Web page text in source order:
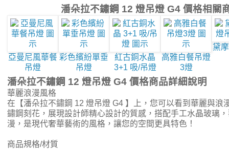
潘朵拉不鏽鋼 12 燈吊燈 G4 價格相關
亞曼尼風華餐
吊燈
彩色繽紛單垂
吊燈
紅古銅水晶
3+1 吸/吊燈
高雅白餐吊燈
3燈
黛
潘朵拉不鏽鋼 12 燈吊燈 G4 價格商品詳細說明
華麗浪漫風格
在【潘朵拉不鏽鋼 12 燈吊燈 G4 】上，您可以看到華麗與浪
鏽鋼刻花，展現設計師精心設計的質感，搭配手工水晶玻璃
漫，是現代奢華藝術的風格，讓您的空間更具特色！
商品規格/材質